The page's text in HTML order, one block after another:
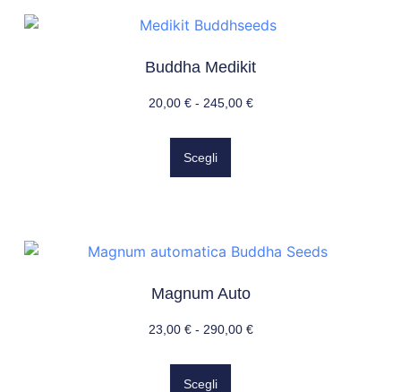
Buddha Medikit
20,00 € - 245,00 €
Scegli
Magnum Auto
23,00 € - 290,00 €
Scegli